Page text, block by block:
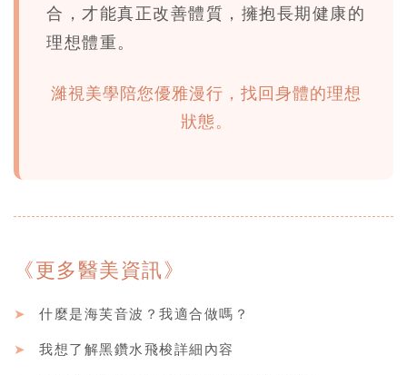
合，才能真正改善體質，擁抱長期健康的
理想體重。
濰視美學陪您優雅漫行，找回身體的理想
狀態。
《更多醫美資訊》
➤ 什麼是海芙音波？我適合做嗎？
➤ 我想了解黑鑽水飛梭詳細內容